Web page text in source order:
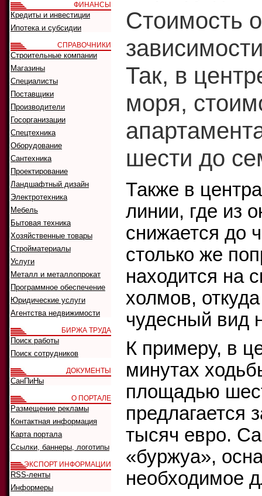
Стоимость
Так, в
моря,
шести до
Также в
линии, где из
снижается до
столько же
находится на
холмов,
чудесный вид
К примеру, в
минутах
площадью
предлагается
тысяч евро.
«буржуа»,
необходимое
ФИНАНСЫ
Кредиты и инвестиции
Ипотека и субсидии
СПРАВОЧНИКИ
Строительные компании
Магазины
Специалисты
Поставщики
Производители
Госорганизации
Спецтехника
Оборудование
Сантехника
Проектирование
Ландшафтный дизайн
Электротехника
Мебель
Бытовая техника
Хозяйственные товары
Стройматериалы
Услуги
Металл и металлопрокат
Программное обеспечение
Юридические услуги
Агентства недвижимости
БИРЖА ТРУДА
Поиск работы
Поиск сотрудников
ДОКУМЕНТЫ
СанПиНы
О ПОРТАЛЕ
Размещение рекламы
Контактная информация
Карта портала
Ссылки, баннеры, логотипы
ЭКСПОРТ ИНФОРМАЦИИ
RSS-ленты
Информеры